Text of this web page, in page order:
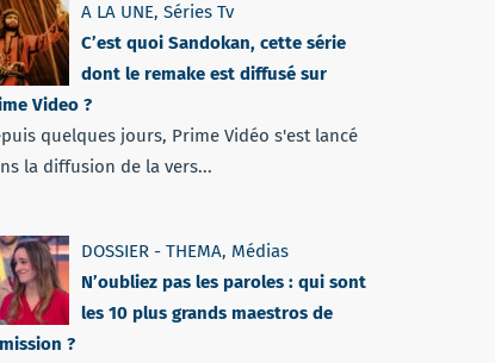
A LA UNE, Séries Tv
C’est quoi Sandokan, cette série
dont le remake est diffusé sur
Video ?
quelques jours, Prime Vidéo s'est lancé
la diffusion de la vers...
DOSSIER - THEMA, Médias
N’oubliez pas les paroles : qui sont
les 10 plus grands maestros de
?